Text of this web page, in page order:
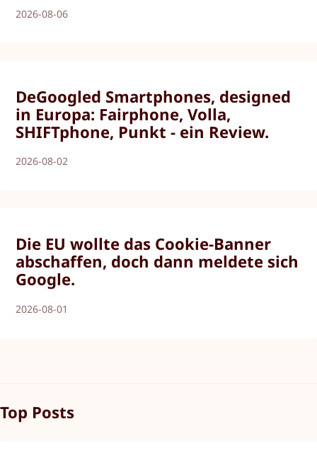
2026-08-06
DeGoogled Smartphones, designed
in Europa: Fairphone, Volla,
SHIFTphone, Punkt - ein Review.
2026-08-02
Die EU wollte das Cookie-Banner
abschaffen, doch dann meldete sich
Google.
2026-08-01
Top Posts